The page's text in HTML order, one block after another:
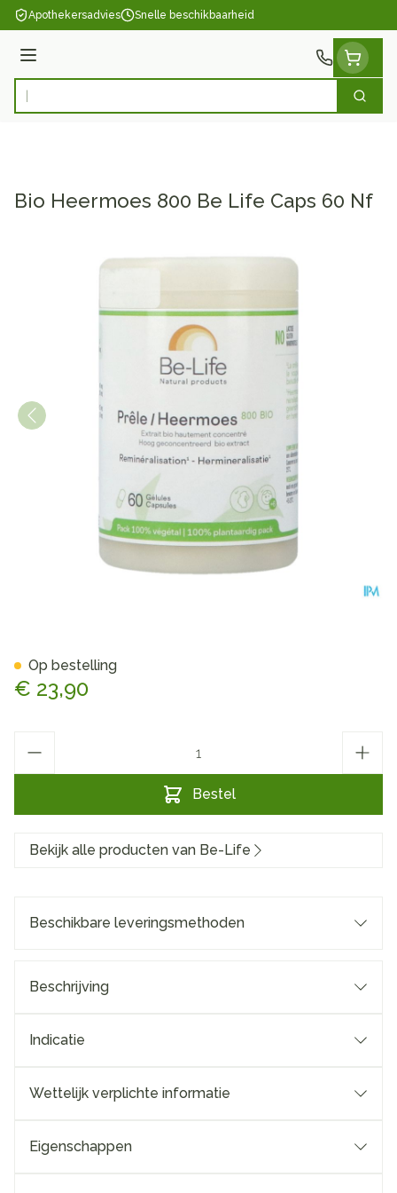
Ga naar de inhoud
Apothekersadvies Snelle beschikbaarheid
Menu
Product, merk, categorie... Zoek
Bio Heermoes 800 Be Life Caps 60 Nf
€ 23,90
Bestel
Op bestelling
Bekijk alle producten van Be-Life
Beschikbare leveringsmethoden
Beschrijving
Indicatie
Wettelijk verplichte informatie
Eigenschappen